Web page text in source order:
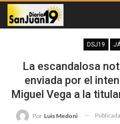
DSJ19
La escandalosa
enviada por el
Miguel Vega a la
Por Luis Medoni